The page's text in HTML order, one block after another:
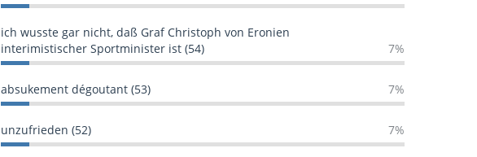
ich wusste gar nicht, daß Graf Christoph von Eronien
interimistischer Sportminister ist (54)
7%
absukement dégoutant (53) 7%
unzufrieden (52) 7%